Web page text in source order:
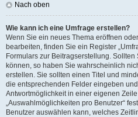
Nach oben
Wie kann ich eine Umfrage erstellen?
Wenn Sie ein neues Thema eröffnen
bearbeiten, finden Sie ein Register
Formulars zur Beitragserstellung.
können, so haben Sie wahrscheinlich
erstellen. Sie sollten einen Titel und
die entsprechenden Felder eingeben
Antwortmöglichkeit in einer eigenen
„Auswahlmöglichkeiten pro Benutzer“
Benutzer auswählen kann, welches